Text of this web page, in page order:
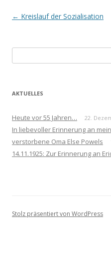
Beitrags-
← Kreislauf der Sozialisation
nach:
AKTUELLES
Heute vor 55 Jahren… 22.
In liebevoller Erinnerung an
verstorbene Oma Else Powels
14.11.1925: Zur Erinnerung an
Stolz präsentiert von WordPress